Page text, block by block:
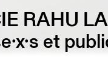
RAHU
et